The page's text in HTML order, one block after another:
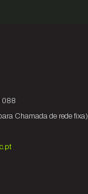
088
Chamada de rede fixa)